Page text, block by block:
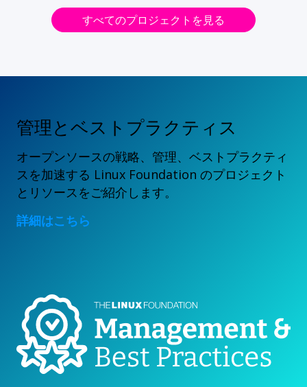
すべてのプロジェクトを見る
管理とベストプラクティス
オープンソースの戦略、管理、ベストプラクティ
スを加速する Linux Foundation のプロジェクト
とリソースをご紹介します。
詳細はこちら